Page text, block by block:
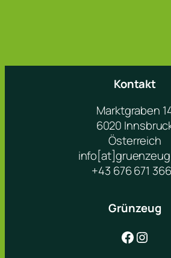
Kontakt
Marktgraben
6020
Österreich
+43 676 671
Grünzeug
Facebook Instagram